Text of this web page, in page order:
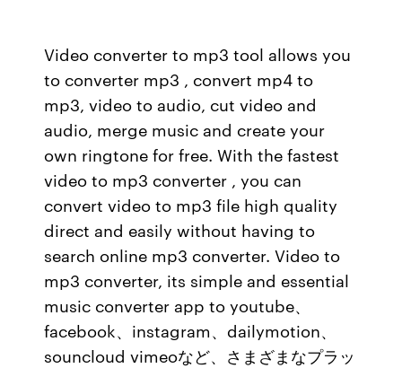
Video converter to mp3 tool allows you
to converter mp3 , convert mp4 to
mp3, video to audio, cut video and
audio, merge music and create your
own ringtone for free. With the fastest
video to mp3 converter , you can
convert video to mp3 file high quality
direct and easily without having to
search online mp3 converter. Video to
mp3 converter, its simple and essential
music converter app to youtube、
facebook、instagram、dailymotion、
souncloud vimeoなど、さまざまなプラッ